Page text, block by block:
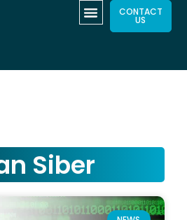
CONTACT
US
Siber